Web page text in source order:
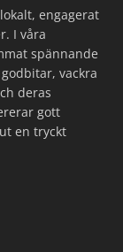
engagerat
I våra
spännande
vackra
deras
gott
en tryckt